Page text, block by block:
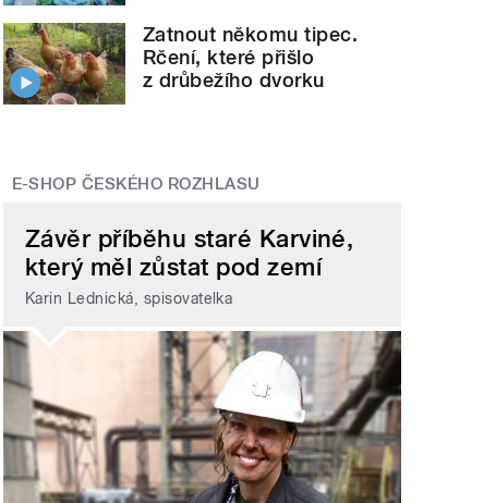
Zatnout někomu tipec.
Rčení, které přišlo
z drůbežího dvorku
E-SHOP ČESKÉHO ROZHLASU
Závěr příběhu staré Karviné,
který měl zůstat pod zemí
Karin Lednická, spisovatelka